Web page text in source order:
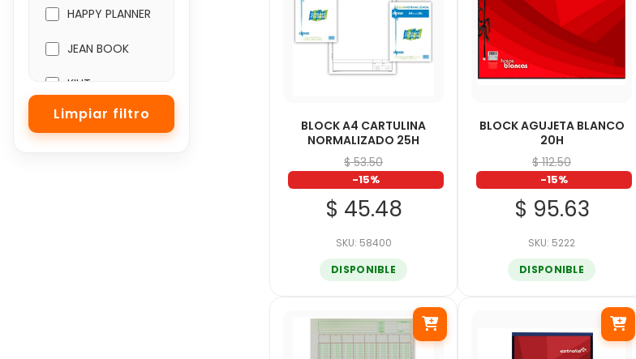
HAPPY PLANNER
JEAN BOOK
KIUT
N-COLOR
BLOCK A4 CARTULINA
NORMALIZADO 25H
$ 53.50
-15%
$ 45.48
SKU: 58400
DISPONIBLE
BLOCK AGUJETA BLANCO
20H
$ 112.50
-15%
$ 95.63
SKU: 5222
DISPONIBLE